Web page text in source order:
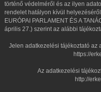
történő védelméről és az ilyen
rendelet hatályon kívül
EURÓPAI PARLAMENT ÉS A
április 27.) szerint az alábbi
Jelen adatkezelési tájékoztató az
https://
Az adatkezelési
http://